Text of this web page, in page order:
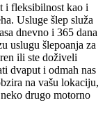
i fleksibilnost kao i
Usluge šlep služa
dnevno i 365 dana
uslugu šlepoanja za
ili ste doživeli
dvaput i odmah nas
na vašu lokaciju,
drugo motorno